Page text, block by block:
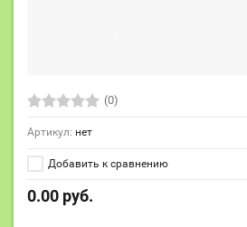
(0)
Артикул: нет
Добавить к сравнению
0.00 руб.